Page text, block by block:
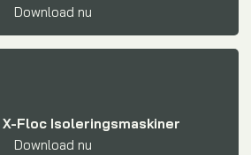
Download nu​
Floc Isoleringsmaskiner
Download nu​